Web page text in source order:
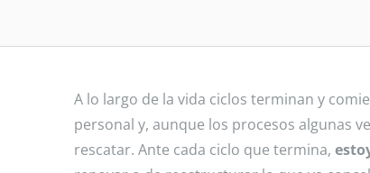
A lo largo de la vida ciclos terminan y
personal y, aunque los procesos algunas
rescatar. Ante cada ciclo que termina,